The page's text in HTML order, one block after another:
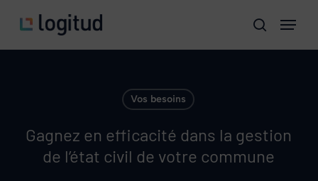
search
Menu
Vos besoins
Gagnez en efficacité dans la gestion
de l’état civil de votre commune